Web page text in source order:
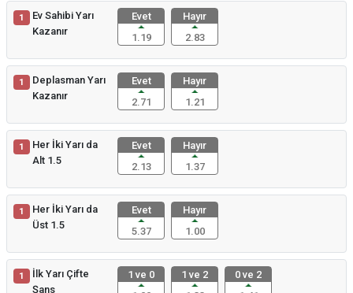
1
Ev Sahibi Yarı
Kazanır
Evet
1.19
Hayır
2.83
1
Deplasman Yarı
Kazanır
Evet
2.71
Hayır
1.21
1
Her İki Yarı da
Alt 1.5
Evet
2.13
Hayır
1.37
1
Her İki Yarı da
Üst 1.5
Evet
5.37
Hayır
1.00
1
İlk Yarı Çifte
Şans
1 ve 0
1 ve 2
0 ve 2